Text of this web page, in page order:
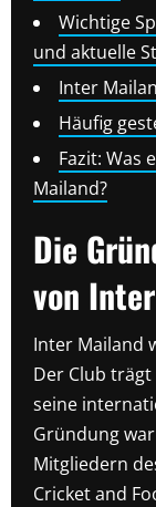
Wichtige
und aktuelle
Inter
Häufig
Fazit: Was
Mailand?
Die
von
Inter Mailand
Der Club
seine
Gründung
Mitgliedern
Cricket and